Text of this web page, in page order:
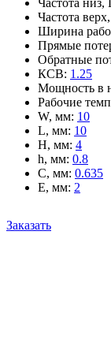
Частота
Ширина
Прямые
Обратные
КСВ: 1.25
Мощность в
Рабочие
W, мм: 10
L, мм: 10
H, мм: 4
h, мм: 0.8
C, мм: 0.635
E, мм: 2
Заказать